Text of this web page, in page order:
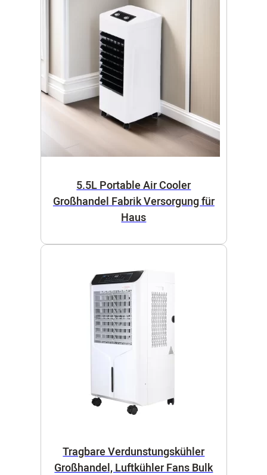
5.5L Portable Air Cooler
Großhandel Fabrik Versorgung für
Haus
Tragbare Verdunstungskühler
Großhandel, Luftkühler Fans Bulk